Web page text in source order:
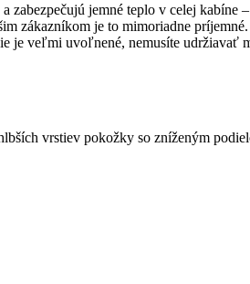
jemné teplo v celej kabíne
zákazníkom je to mimoriadne
je veľmi uvoľnené, nemusíte
vrstiev pokožky so zníženým